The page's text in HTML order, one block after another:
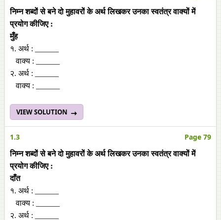
निम्न शब्‍दों से बने दो मुहावरों के अर्थ लिखकर उनका स्‍वतंत्र वाक्‍यों में
प्रयोग कीजिए :
मुँह
१. अर्थ : ______
वाक्‍य : ______
२. अर्थ : ______
वाक्‍य : ______
VIEW SOLUTION
1.3 Page 79
निम्न शब्‍दों से बने दो मुहावरों के अर्थ लिखकर उनका स्‍वतंत्र वाक्‍यों में
प्रयोग कीजिए :
दाँत
१. अर्थ : ______
वाक्‍य : ______
२. अर्थ : ______